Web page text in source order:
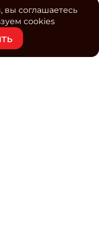
вы соглашаетесь
cookies